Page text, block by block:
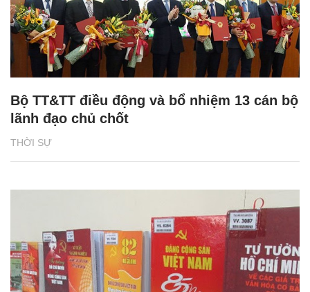
THỜI SỰ
Bộ TT&TT điều động và bổ nhiệm 13 cán bộ
lãnh đạo chủ chốt